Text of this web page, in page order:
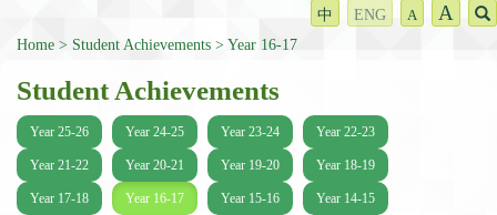
中 ENG A A
Home Student Achievements Year 16-17
Student Achievements
Year 25-26 Year 24-25 Year 23-24 Year 22-23
Year 21-22 Year 20-21 Year 19-20 Year 18-19
Year 17-18 Year 16-17 Year 15-16 Year 14-15